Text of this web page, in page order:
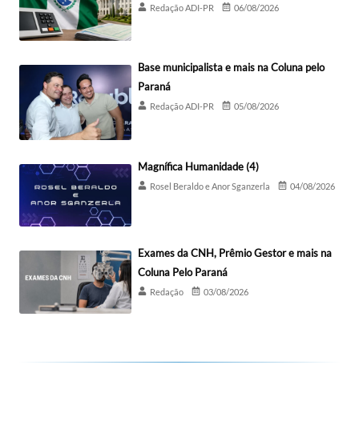
Redação ADI-PR 06/08/2026
Base municipalista e mais na Coluna pelo
Paraná
Redação ADI-PR 05/08/2026
Magnífica Humanidade (4)
Rosel Beraldo e Anor Sganzerla 04/08/2026
Exames da CNH, Prêmio Gestor e mais na
Coluna Pelo Paraná
Redação 03/08/2026